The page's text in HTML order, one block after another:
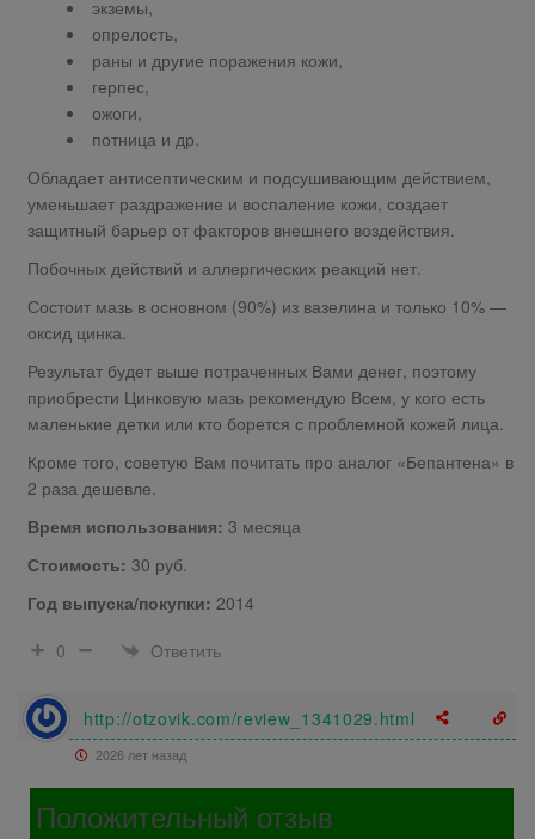
экземы,
опрелость,
раны и другие поражения кожи,
герпес,
ожоги,
потница и др.
Обладает антисептическим и подсушивающим действием,
уменьшает раздражение и воспаление кожи, создает
защитный барьер от факторов внешнего воздействия.
Побочных действий и аллергических реакций нет.
Состоит мазь в основном (90%) из вазелина и только 10% —
оксид цинка.
Результат будет выше потраченных Вами денег, поэтому
приобрести Цинковую мазь рекомендую Всем, у кого есть
маленькие детки или кто борется с проблемной кожей лица.
Кроме того, советую Вам почитать про аналог «Бепантена» в
2 раза дешевле.
Время использования: 3 месяца
Стоимость: 30 руб.
Год выпуска/покупки: 2014
0
Ответить
http://otzovik.com/review_1341029.html
2026 лет назад
Положительный отзыв